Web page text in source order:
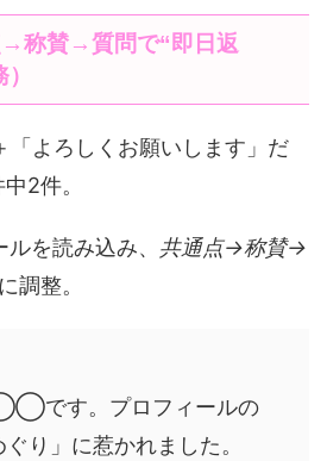
称賛→質問で“即日返
「よろしくお願いします」だ
2件。
を読み込み、 共通点→称賛→
調整。
です。プロフィールの
ぐり」に惹かれました。